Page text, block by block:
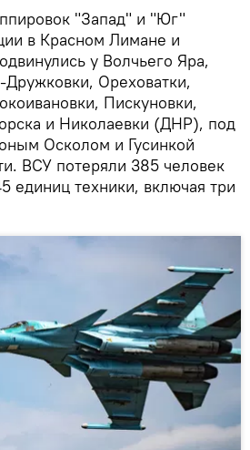
"Запад" и "Юг"
в Красном Лимане и
у Волчьего Яра,
Ореховатки,
Пискуновки,
и Николаевки (ДНР), под
Осколом и Гусинкой
ВСУ потеряли 385 человек
единиц техники, включая три